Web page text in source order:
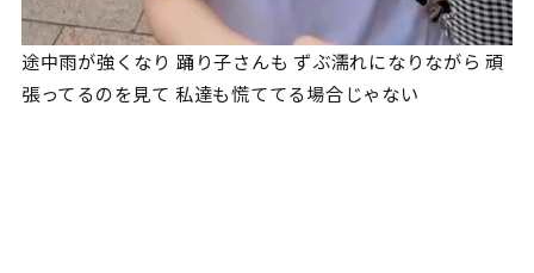
途中雨が強くなり 踊り子さんも ずぶ濡れになりながら 頑
張ってるのを見て 私達も慌ててる場合じゃない